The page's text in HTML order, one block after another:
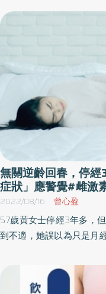
水、多吃蔬菜，必避免
無關逆齡回春，停
症狀」應警覺#雌激
2022/08/16 曾心盈
57歲黃女士停經3年多，
到不適，她誤以為只是月
子宮內膜厚度達1.2公分
子宮內膜癌。